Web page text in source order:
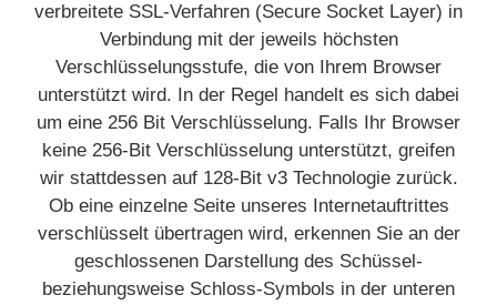
verbreitete SSL-Verfahren (Secure Socket Layer) in
Verbindung mit der jeweils höchsten
Verschlüsselungsstufe, die von Ihrem Browser
unterstützt wird. In der Regel handelt es sich dabei
um eine 256 Bit Verschlüsselung. Falls Ihr Browser
keine 256-Bit Verschlüsselung unterstützt, greifen
wir stattdessen auf 128-Bit v3 Technologie zurück.
Ob eine einzelne Seite unseres Internetauftrittes
verschlüsselt übertragen wird, erkennen Sie an der
geschlossenen Darstellung des Schüssel-
beziehungsweise Schloss-Symbols in der unteren